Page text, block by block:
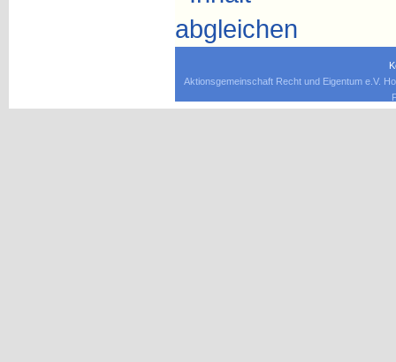
Aktionsgemeinschaft Recht und Eigentum e.V.